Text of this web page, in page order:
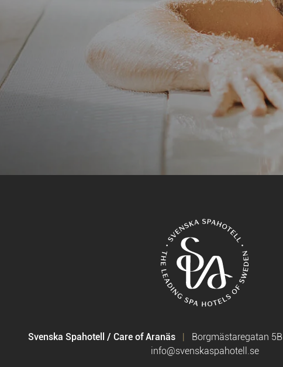
Svenska Spahotell / Care of Aranäs Borgmästaregatan 5B
info@svenskaspahotell.se